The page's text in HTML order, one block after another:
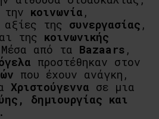
την κοινωνία ,
αξίες της συνεργασίας ,
της κοινωνικής
από τα Bazaars ,
προστέθηκαν στον
που έχουν ανάγκη,
Χριστούγεννα σε μια
δημιουργίας και